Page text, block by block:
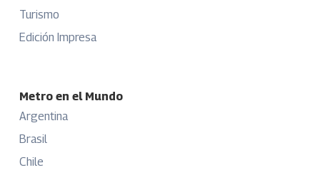
Turismo
Edición Impresa
Metro en el Mundo
Argentina
Brasil
Chile